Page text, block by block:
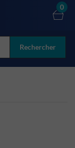
Rechercher
0